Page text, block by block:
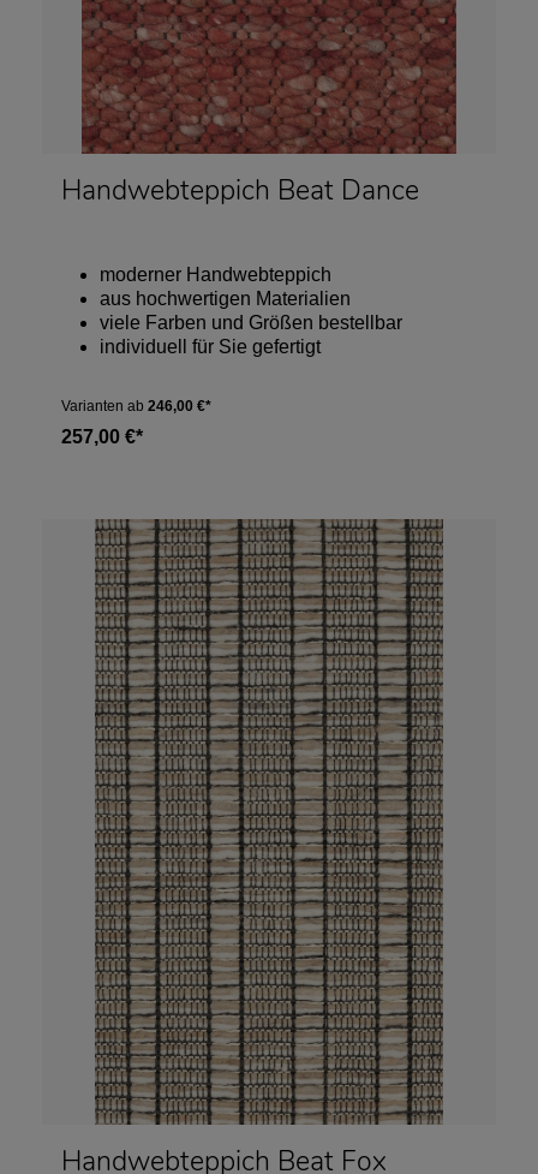
Handwebteppich Beat Dance
moderner Handwebteppich
aus hochwertigen Materialien
viele Farben und Größen bestellbar
individuell für Sie gefertigt
Varianten ab 246,00 €*
257,00 €*
Handwebteppich Beat Fox